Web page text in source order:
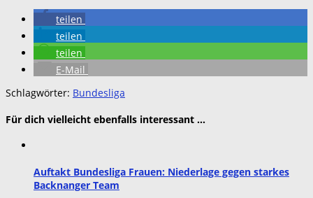
teilen
teilen
teilen
E-Mail
Schlagwörter: Bundesliga
Für dich vielleicht ebenfalls interessant …
Auftakt Bundesliga Frauen: Niederlage gegen starkes
Backnanger Team